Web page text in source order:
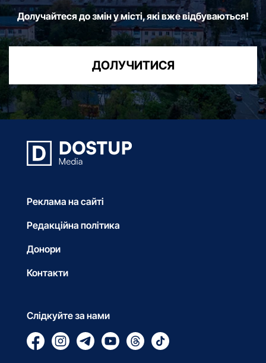
Долучайтеся до змін у місті, які вже відбуваються!
ДОЛУЧИТИСЯ
Реклама на сайті
Редакційна політика
Донори
Контакти
Слідкуйте за нами